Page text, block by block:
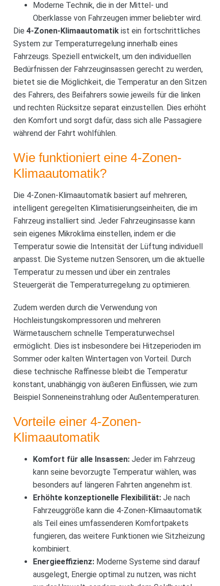
Moderne Technik, die in der Mittel- und
Oberklasse von Fahrzeugen immer beliebter wird.
Die 4-Zonen-Klimaautomatikist ein fortschrittliches
System zur Temperaturregelung innerhalb eines
Fahrzeugs. Speziell entwickelt, um den individuellen
Bedürfnissen der Fahrzeuginsassen gerecht zu werden,
bietet sie die Möglichkeit, die Temperatur an den Sitzen
des Fahrers, des Beifahrers sowie jeweils für die linken
und rechten Rücksitze separat einzustellen. Dies erhöht
den Komfort und sorgt dafür, dass sich alle Passagiere
während der Fahrt wohlfühlen.
Wie funktioniert eine 4-Zonen-
Klimaautomatik?
Die 4-Zonen-Klimaautomatik basiert auf mehreren,
intelligent geregelten Klimatisierungseinheiten, die im
Fahrzeug installiert sind. Jeder Fahrzeuginsasse kann
sein eigenes Mikroklima einstellen, indem er die
Temperatur sowie die Intensität der Lüftung individuell
anpasst. Die Systeme nutzen Sensoren, um die aktuelle
Temperatur zu messen und über ein zentrales
Steuergerät die Temperaturregelung zu optimieren.
Zudem werden durch die Verwendung von
Hochleistungskompressoren und mehreren
Wärmetauschern schnelle Temperaturwechsel
ermöglicht. Dies ist insbesondere bei Hitzeperioden im
Sommer oder kalten Wintertagen von Vorteil. Durch
diese technische Raffinesse bleibt die Temperatur
konstant, unabhängig von äußeren Einflüssen, wie zum
Beispiel Sonneneinstrahlung oder Außentemperaturen.
Vorteile einer 4-Zonen-
Klimaautomatik
Komfort für alle Insassen:Jeder im Fahrzeug
kann seine bevorzugte Temperatur wählen, was
besonders auf längeren Fahrten angenehm ist.
Erhöhte konzeptionelle Flexibilität:Je nach
Fahrzeuggröße kann die 4-Zonen-Klimaautomatik
als Teil eines umfassenderen Komfortpakets
fungieren, das weitere Funktionen wie Sitzheizung
kombiniert.
Energieeffizienz:Moderne Systeme sind darauf
ausgelegt, Energie optimal zu nutzen, was nicht